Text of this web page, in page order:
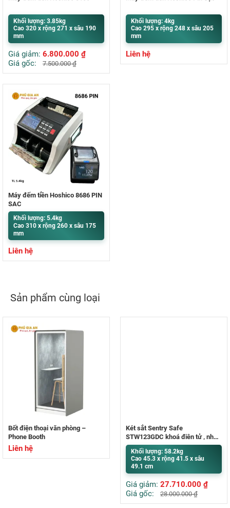
Khối lượng: 3.85kg
Cao 320 x rộng 271 x sâu 190
mm
Giá giảm: 6.800.000 ₫
Giá gốc:
7.500.000₫
Khối lượng: 4kg
Cao 295 x rộng 248 x sâu 205
mm
Liên hệ
Máy đếm tiền Hoshico 8686 PIN
SẠC
Khối lượng: 5.4kg
Cao 310 x rộng 260 x sâu 175
mm
Liên hệ
Sản phẩm cùng loại
Bốt điện thoại văn phòng –
Phone Booth
Liên hệ
Két sắt Sentry Safe
STW123GDC khoá điện tử , nhập
khẩu Mỹ
Khối lượng: 58.2kg
Cao 45.3 x rộng 41.5 x sâu
49.1 cm
Giá giảm: 27.710.000 ₫
Giá gốc:
28.000.000₫